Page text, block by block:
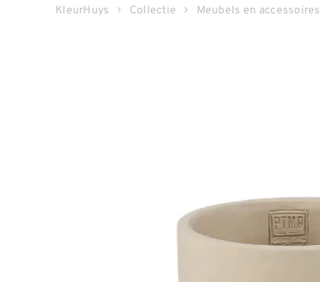
KleurHuys Collectie Meubels en accessoires